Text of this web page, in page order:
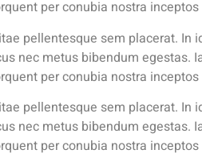
per conubia nostra
pellentesque sem placerat. In
nec metus bibendum egestas.
per conubia nostra
pellentesque sem placerat. In
nec metus bibendum egestas.
per conubia nostra